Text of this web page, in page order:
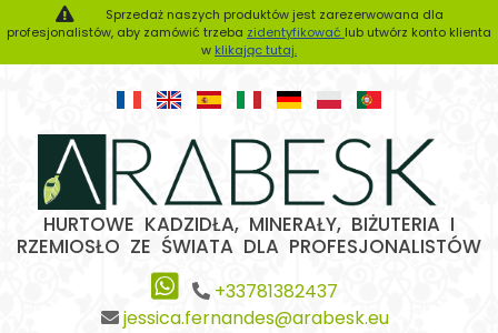
Sprzedaż naszych produktów jest zarezerwowana dla
profesjonalistów, aby zamówić trzeba zidentyfikować lub utwórz konto klienta
w klikając tutaj.
HURTOWE KADZIDŁA, MINERAŁY, BIŻUTERIA I
RZEMIOSŁO ZE ŚWIATA DLA PROFESJONALISTÓW
+33781382437
jessica.fernandes@arabesk.eu